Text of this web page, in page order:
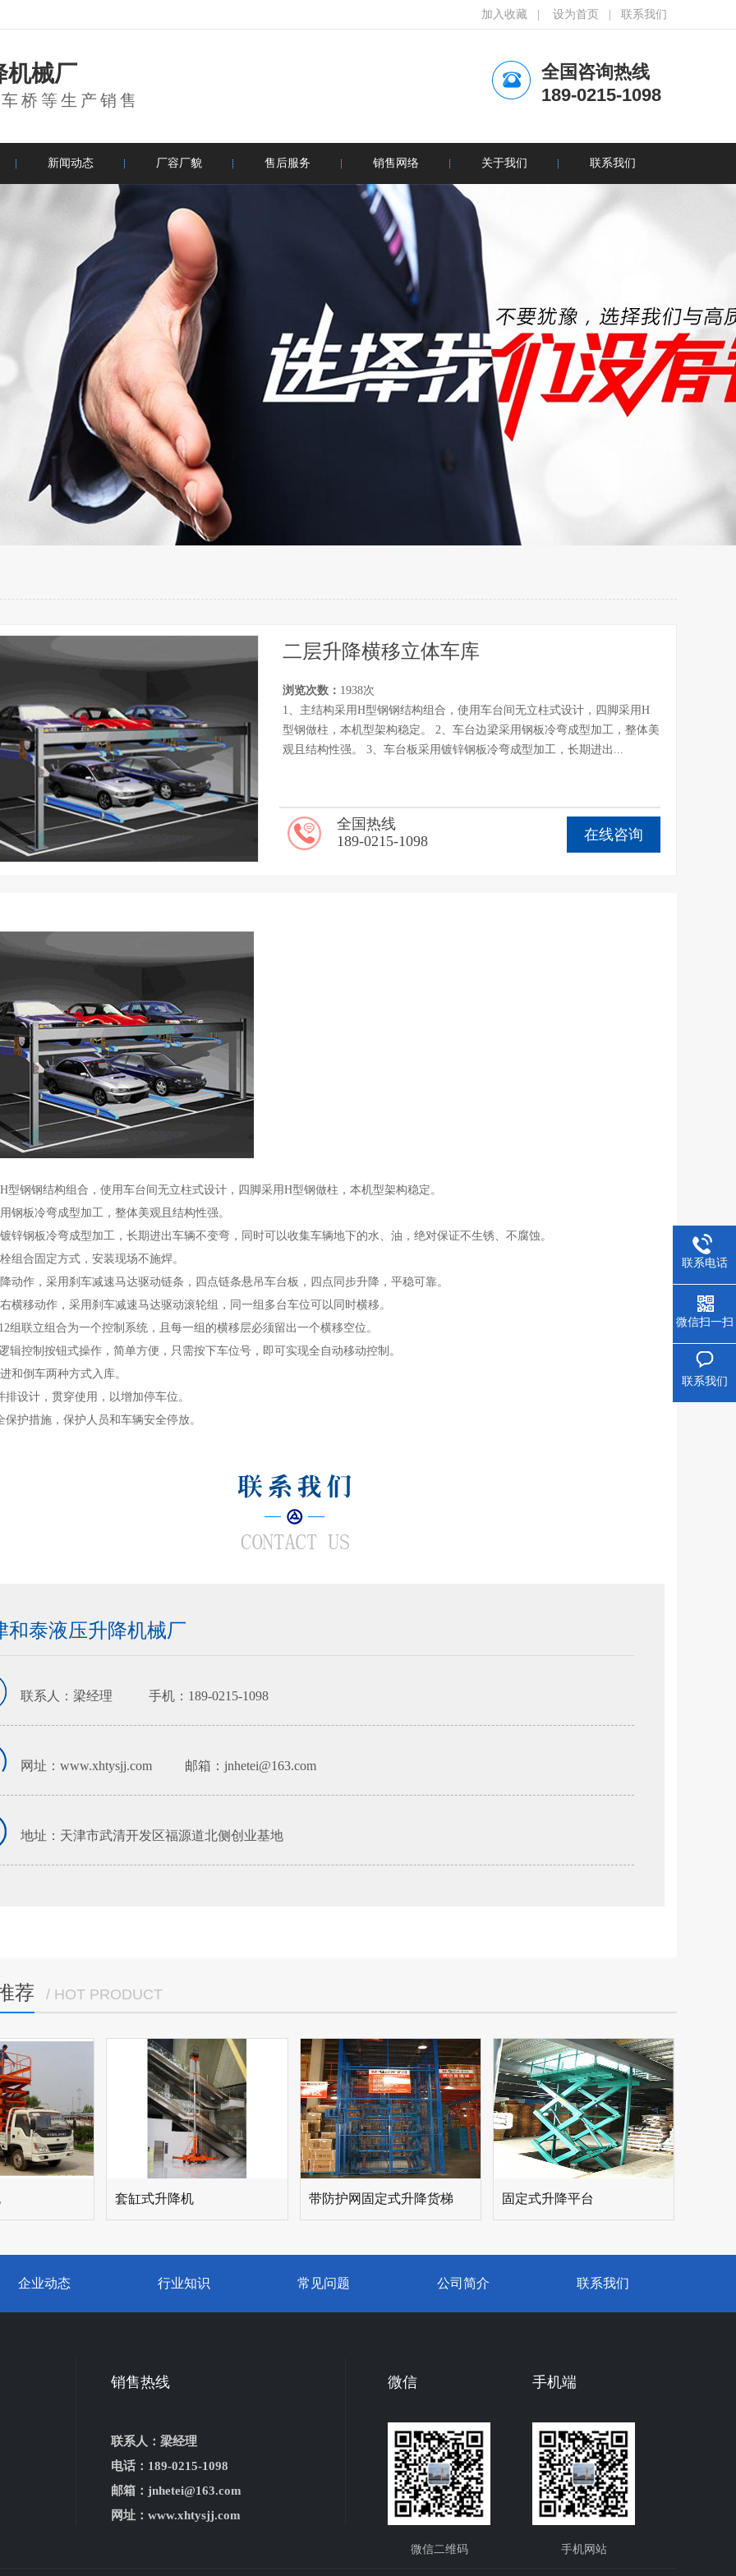
加入收藏 设为首页 联系我们
机械厂
桥等生产销售
全国咨询热线
189-0215-1098
新闻动态 厂容厂貌 售后服务 销售网络 关于我们 联系我们
二层升降横移立体车库
浏览次数： 1938次
1、主结构采用H型钢钢结构组合，使用车台间无立柱式设计，四脚采用H
型钢做柱，本机型架构稳定。 2、车台边梁采用钢板冷弯成型加工，整体美
观且结构性强。 3、车台板采用镀锌钢板冷弯成型加工，长期进出...
在线咨询
全国热线
189-0215-1098
型钢钢结构组合，使用车台间无立柱式设计，四脚采用H型钢做柱，本机型架构稳定。
钢板冷弯成型加工，整体美观且结构性强。
锌钢板冷弯成型加工，长期进出车辆不变弯，同时可以收集车辆地下的水、油，绝对保证不生锈、不腐蚀。
组合固定方式，安装现场不施焊。
动作，采用刹车减速马达驱动链条，四点链条悬吊车台板，四点同步升降，平稳可靠。
横移动作，采用刹车减速马达驱动滚轮组，同一组多台车位可以同时横移。
组联立组合为一个控制系统，且每一组的横移层必须留出一个横移空位。
辑控制按钮式操作，简单方便，只需按下车位号，即可实现全自动移动控制。
和倒车两种方式入库。
排设计，贯穿使用，以增加停车位。
保护措施，保护人员和车辆安全停放。
和泰液压升降机械厂
联系人：梁经理 手机：189-0215-1098
网址：www.xhtysjj.com 邮箱：jnhetei@163.com
地址：天津市武清开发区福源道北侧创业基地
荐 / HOT PRODUCT
套缸式升降机 带防护网固定式升降货梯 固定式升降平台
企业动态 行业知识 常见问题 公司简介 联系我们
销售热线
联系人：梁经理
电话：189-0215-1098
邮箱：jnhetei@163.com
网址：www.xhtysjj.com
手机端
手机网站
微信
微信二维码
联系电话
微信扫一扫
联系我们